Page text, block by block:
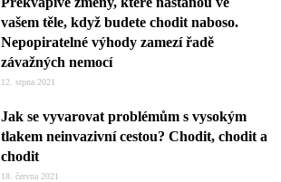
vašem těle, když budete chodit naboso.
Nepopiratelné výhody zamezí řadě
závažných nemocí
12. srpna 2021
Jak se vyvarovat problémům s vysokým
tlakem neinvazivní cestou? Chodit, chodit a
chodit
18. června 2021